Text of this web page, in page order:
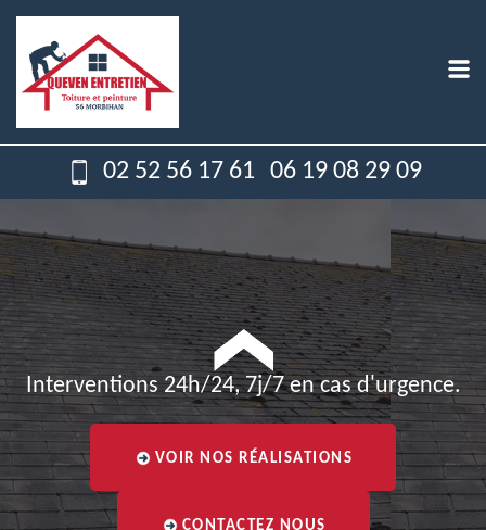
02 52 56 17 61 06 19 08 29 09
Interventions 24h/24, 7j/7 en cas d'urgence.
VOIR NOS RÉALISATIONS
CONTACTEZ NOUS